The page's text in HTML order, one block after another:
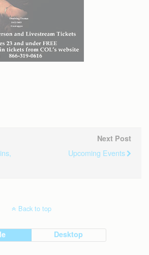
Next Post
Upcoming Events
Back to top
Desktop